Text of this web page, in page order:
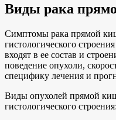
Виды рака
Симптомы рака прямой
гистологического
входят в ее состав и
поведение опухоли,
специфику лечения и
Виды опухолей прямой
гистологического строения: